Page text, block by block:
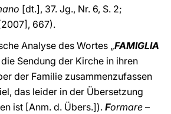
[dt.], 37. Jg., Nr. 6, S. 2;
667).
Analyse des Wortes „FAMIGLIA
Sendung der Kirche in ihren
der Familie zusammenzufassen
das leider in der Übersetzung
ist [Anm. d. Übers.]). Formare –